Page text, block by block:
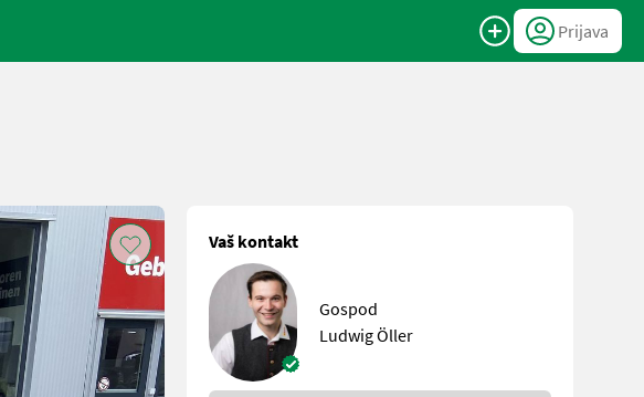
Prijava
Vaš kontakt
Gospod
Ludwig Öller